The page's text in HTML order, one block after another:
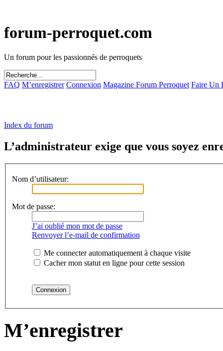
forum-perroquet.com
Un forum pour les passionnés de perroquets
FAQ M’enregistrer Connexion Magazine Forum Perroquet Faire Un
Index du forum
L’administrateur exige que vous soyez
Nom d’utilisateur:
Mot de passe:
J’ai oublié mon mot de passe
Renvoyer l’e-mail de confirmation
Me connecter automatiquement à chaque visite
Cacher mon statut en ligne pour cette session
M’enregistrer